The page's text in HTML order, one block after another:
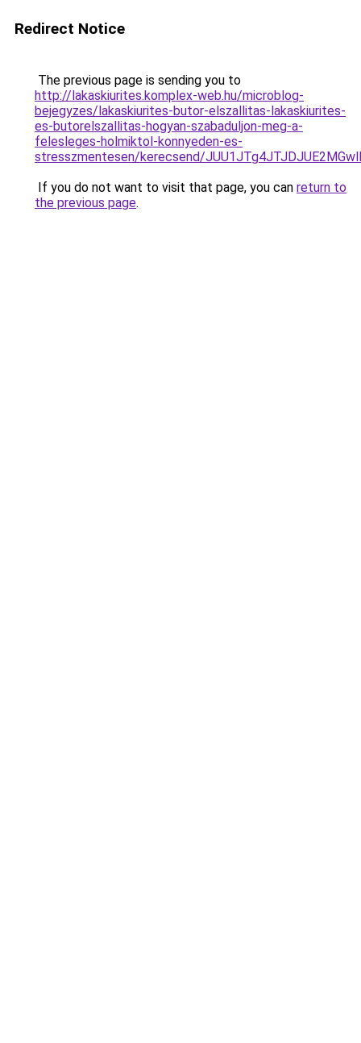
Redirect Notice
The previous page is sending you to
http://lakaskiurites.komplex-web.hu/microblog-
bejegyzes/lakaskiurites-butor-elszallitas-lakaskiurites-
es-butorelszallitas-hogyan-szabaduljon-meg-a-
felesleges-holmiktol-konnyeden-es-
stresszmentesen/kerecsend/
If you do not want to visit that page, you can return to
the previous page.